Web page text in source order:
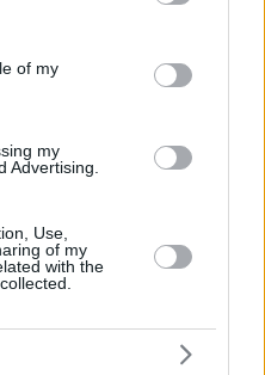
and its third-party tags to
purposes in below Google
of my
my
Advertising.
Use,
of my
with the